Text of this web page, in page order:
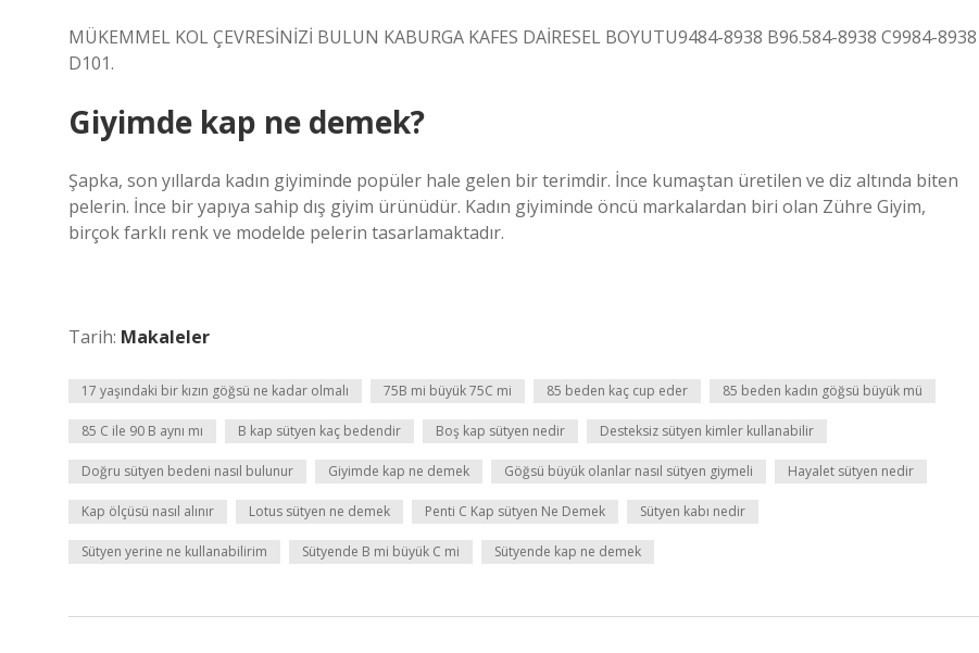
MÜKEMMEL KOL ÇEVRESİNİZİ BULUN KABURGA KAFES DAİRESEL BOYUTU9484-8938 B96.584-8938 C9984-8938
D101.
Giyimde kap ne demek?
Şapka, son yıllarda kadın giyiminde popüler hale gelen bir terimdir. İnce kumaştan üretilen ve diz altında biten
pelerin. İnce bir yapıya sahip dış giyim ürünüdür. Kadın giyiminde öncü markalardan biri olan Zühre Giyim,
birçok farklı renk ve modelde pelerin tasarlamaktadır.
Tarih: Makaleler
17 yaşındaki bir kızın göğsü ne kadar olmalı 75B mi büyük 75C mi 85 beden kaç cup eder 85 beden kadın göğsü büyük mü
85 C ile 90 B aynı mı B kap sütyen kaç bedendir Boş kap sütyen nedir Desteksiz sütyen kimler kullanabilir
Doğru sütyen bedeni nasıl bulunur Giyimde kap ne demek Göğsü büyük olanlar nasıl sütyen giymeli Hayalet sütyen nedir
Kap ölçüsü nasıl alınır Lotus sütyen ne demek Penti C Kap sütyen Ne Demek Sütyen kabı nedir
Sütyen yerine ne kullanabilirim Sütyende B mi büyük C mi Sütyende kap ne demek